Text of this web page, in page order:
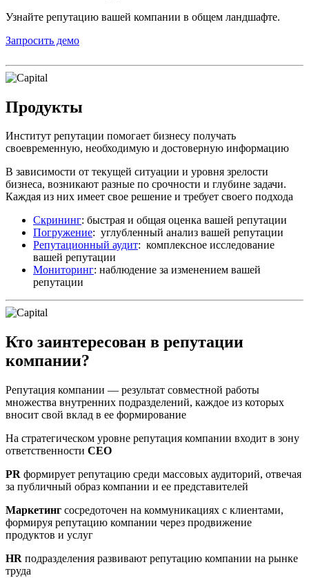
Узнайте репутацию вашей компании в общем ландшафте.
Запросить демо
Продукты
Институт репутации помогает бизнесу получать
своевременную, необходимую и достоверную информацию
В зависимости от текущей ситуации и уровня зрелости
бизнеса, возникают разные по срочности и глубине задачи.
Каждая из них имеет свое решение и требует своего подхода
Скрининг: быстрая и общая оценка вашей репутации
Погружение: углубленный анализ вашей репутации
Репутационный аудит: комплексное исследование
вашей репутации
Мониторинг: наблюдение за изменением вашей
репутации
Кто заинтересован в репутации
компании?
Репутация компании — результат совместной работы
множества внутренних подразделений, каждое из которых
вносит свой вклад в ее формирование
На стратегическом уровне репутация компании входит в зону
ответственности CEO
PR формирует репутацию среди массовых аудиторий, отвечая
за публичный образ компании и ее представителей
Маркетинг сосредоточен на коммуникациях с клиентами,
формируя репутацию компании через продвижение
продуктов и услуг
HR подразделения развивают репутацию компании на рынке
труда